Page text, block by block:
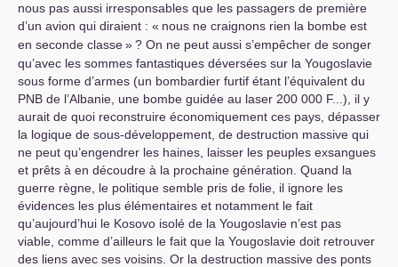
nous pas aussi irresponsables que les passagers de première
d’un avion qui diraient : « nous ne craignons rien la bombe est
en seconde classe»? On ne peut aussi s’empêcher de songer
qu’avec les sommes fantastiques déversées sur la Yougoslavie
sous forme d’armes (un bombardier furtif étant l’équivalent du
PNB de l’Albanie, une bombe guidée au laser 200 000 F...), il y
aurait de quoi reconstruire économiquement ces pays, dépasser
la logique de sous-développement, de destruction massive qui
ne peut qu’engendrer les haines, laisser les peuples exsangues
et prêts à en découdre à la prochaine génération. Quand la
guerre règne, le politique semble pris de folie, il ignore les
évidences les plus élémentaires et notamment le fait
qu’aujourd’hui le Kosovo isolé de la Yougoslavie n’est pas
viable, comme d’ailleurs le fait que la Yougoslavie doit retrouver
des liens avec ses voisins. Or la destruction massive des ponts